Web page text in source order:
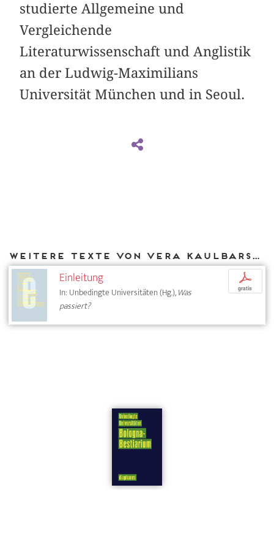
studierte Allgemeine und
Vergleichende
Literaturwissenschaft und Anglistik
an der Ludwig-Maximilians
Universität München und in Seoul.
Weitere Texte von Vera Kaulbarsch bei DIAPHANES
Einleitung
In: Unbedingte Universitäten (Hg.),Was
passiert?
p
gratis